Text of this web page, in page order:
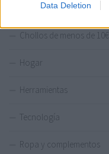
Data Deletion
Chollos al 50%
Chollos de menos de 10€
Hogar
Herramientas
Tecnología
Ropa y complementos